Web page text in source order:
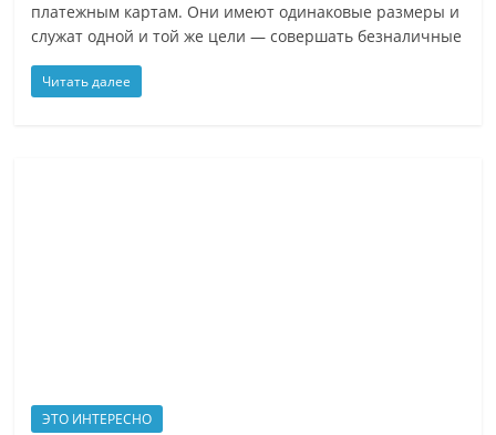
Вам
будет
что
рассказать
платежным картам. Они имеют одинаковые размеры и
служат одной и той же цели — совершать безналичные
Читать далее
ЭТО ИНТЕРЕСНО